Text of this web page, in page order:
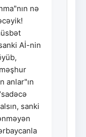
nə
Aİ-nin
anlar"ın
sanki